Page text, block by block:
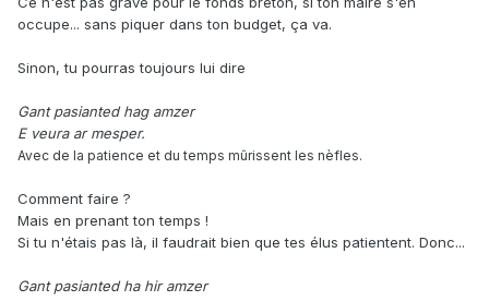
occupe... sans piquer dans ton budget, ça va.
Sinon, tu pourras toujours lui dire
Gant pasianted hag amzer
E veura ar mesper.
Avec de la patience et du temps mûrissent les nèfles.
Comment faire ?
Mais en prenant ton temps !
Si tu n'étais pas là, il faudrait bien que tes élus patientent. Donc...
Gant pasianted ha hir amzer